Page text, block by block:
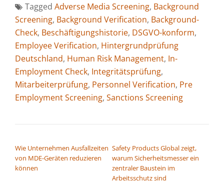
Tagged Adverse Media Screening, Background
Screening, Background Verification, Background-
Check, Beschäftigungshistorie, DSGVO-konform,
Employee Verification, Hintergrundprüfung
Deutschland, Human Risk Management, In-
Employment Check, Integritätsprüfung,
Mitarbeiterprüfung, Personnel Verification, Pre
Employment Screening, Sanctions Screening
Wie Unternehmen Ausfallzeiten
von MDE-Geräten reduzieren
können
Safety Products Global zeigt,
warum Sicherheitsmesser ein
zentraler Baustein im
Arbeitsschutz sind